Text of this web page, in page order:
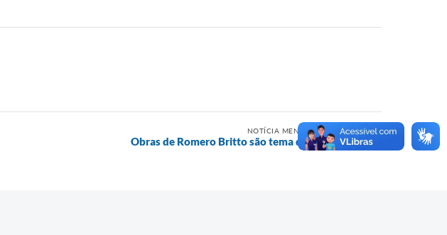
NOTÍCIA MENOS RECENTE
Obras de Romero Britto são tema de projeto